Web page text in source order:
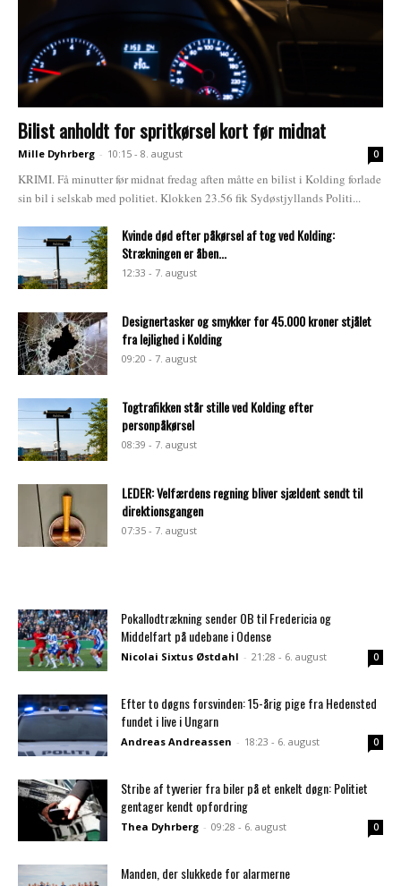
Bilist anholdt for spritkørsel kort før midnat
Mille Dyhrberg - 10:15 - 8. august 0
KRIMI. Få minutter før midnat fredag aften måtte en bilist i Kolding forlade
sin bil i selskab med politiet. Klokken 23.56 fik Sydøstjyllands Politi...
Kvinde død efter påkørsel af tog ved Kolding:
Strækningen er åben...
12:33 - 7. august
Designertasker og smykker for 45.000 kroner stjålet
fra lejlighed i Kolding
09:20 - 7. august
Togtrafikken står stille ved Kolding efter
personpåkørsel
08:39 - 7. august
LEDER: Velfærdens regning bliver sjældent sendt til
direktionsgangen
07:35 - 7. august
Pokallodtrækning sender OB til Fredericia og
Middelfart på udebane i Odense
Nicolai Sixtus Østdahl - 21:28 - 6. august 0
Efter to døgns forsvinden: 15-årig pige fra Hedensted
fundet i live i Ungarn
Andreas Andreassen - 18:23 - 6. august 0
Stribe af tyverier fra biler på et enkelt døgn: Politiet
gentager kendt opfordring
Thea Dyhrberg - 09:28 - 6. august 0
Manden, der slukkede for alarmerne